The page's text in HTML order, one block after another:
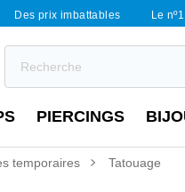
Des prix imbattables Le
PIERCINGS
temporaires Tatouage